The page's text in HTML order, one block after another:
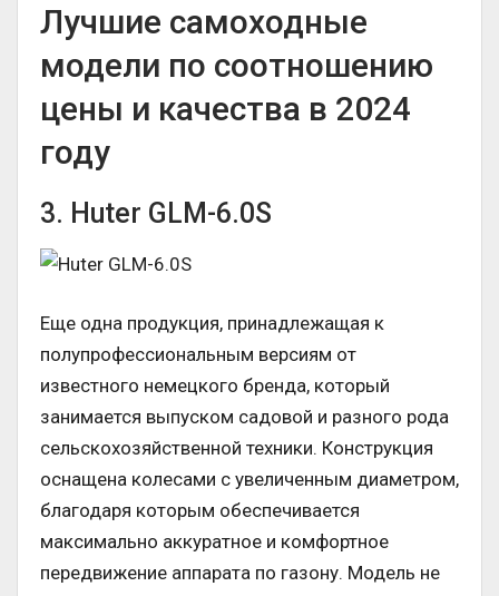
Лучшие самоходные
модели по соотношению
цены и качества в 2024
году
3. Huter GLM-6.0S
Еще одна продукция, принадлежащая к
полупрофессиональным версиям от
известного немецкого бренда, который
занимается выпуском садовой и разного рода
сельскохозяйственной техники. Конструкция
оснащена колесами с увеличенным диаметром,
благодаря которым обеспечивается
максимально аккуратное и комфортное
передвижение аппарата по газону. Модель не